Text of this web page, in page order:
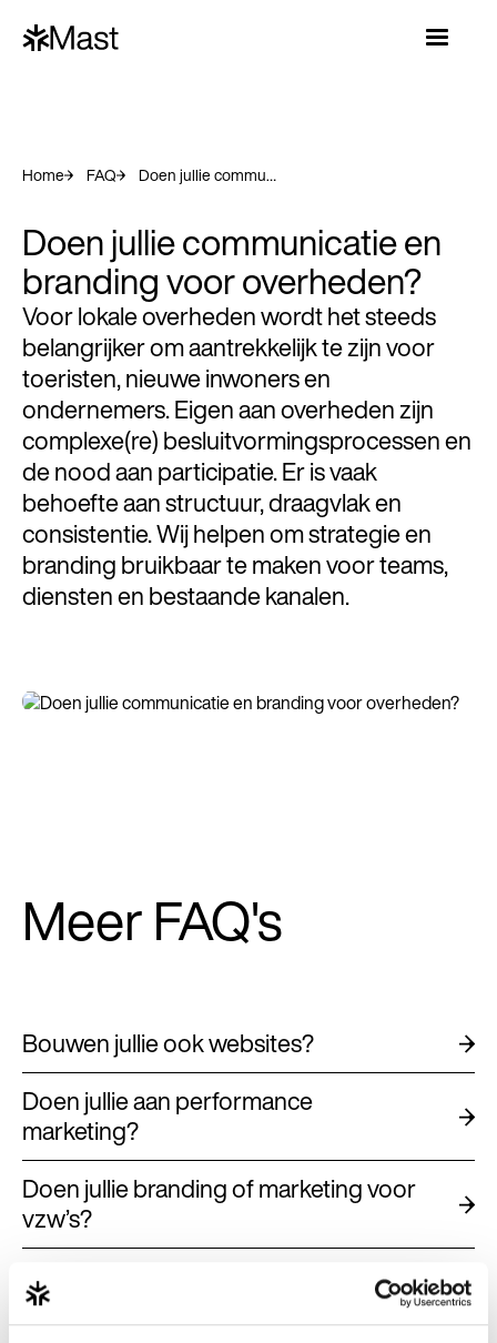
Home FAQ Doen jullie communicatie en branding voor overheden?
Doen jullie communicatie en
branding voor overheden?
Voor lokale overheden wordt het steeds
belangrijker om aantrekkelijk te zijn voor
toeristen, nieuwe inwoners en
ondernemers. Eigen aan overheden zijn
complexe(re) besluitvormingsprocessen en
de nood aan participatie. Er is vaak
behoefte aan structuur, draagvlak en
consistentie. Wij helpen om strategie en
branding bruikbaar te maken voor teams,
diensten en bestaande kanalen.
Meer FAQ's
Bouwen jullie ook websites?
Doen jullie aan performance
marketing?
Doen jullie branding of marketing voor
vzw’s?
Doen jullie communicatie en branding
voor overheden?